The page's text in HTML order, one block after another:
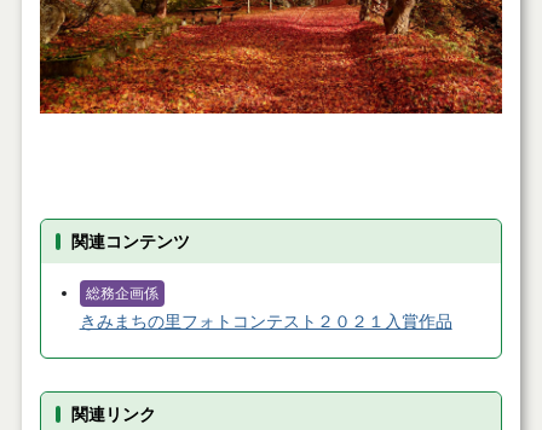
関連コンテンツ
総務企画係
きみまちの里フォトコンテスト２０２１入賞作品
関連リンク